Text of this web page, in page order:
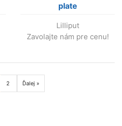
plate
Lilliput
Zavolajte nám pre cenu!
2 Ďalej »